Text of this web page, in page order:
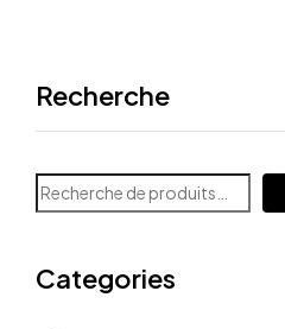
Recherche
Categories